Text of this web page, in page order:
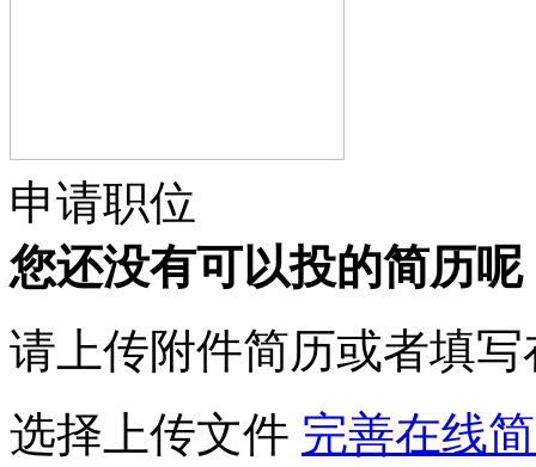
申请职位
您还没有可以投的简历呢
请上传附件简历或者填
选择上传文件 完善在线